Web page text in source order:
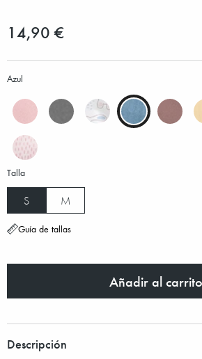
14,90 €
Azul
Talla
S M
Guía de tallas
Añadir al carrito
Descripción